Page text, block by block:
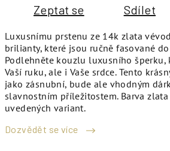
Luxusnímu prstenu ze 14k zlata
brilianty, které jsou ručně fasované
Podlehněte kouzlu luxusního šperku,
Vaší ruku, ale i Vaše srdce. Tento
jako zásnubní, bude ale vhodným
slavnostním příležitostem. Barva
uvedených variant.
Dozvědět se více
Zeptat se Sdílet